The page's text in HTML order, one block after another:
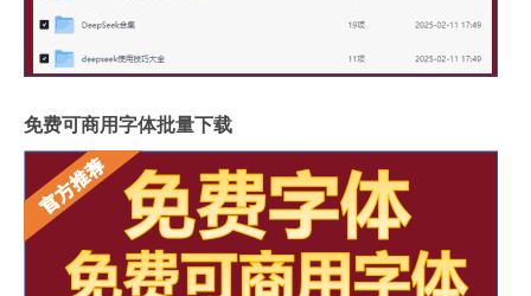
免费可商用字体批量下载